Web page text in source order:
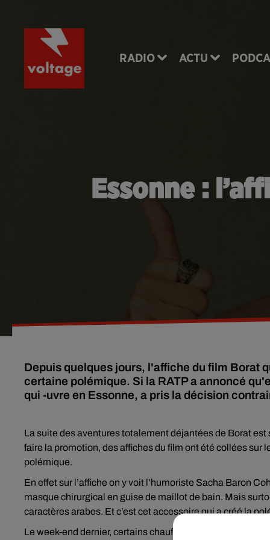
RADIO ACTU
Essonne :
Depuis quelques jours, l'affiche du film Borat
certaine polémique. Si la RATP a annoncé
qui -uvre en Essonne, a pris la décision
La suite des aventures totalement déjantées de Borat
faire la promotion, des affiches du film ont été collées sur
polémique.
En effet sur l’affiche on y voit l’humoriste Sacha Baron
masque chirurgical en guise de maillot de bain. Mais
caractères arabes. Et c’est cet accessoire qui a créé la
Le week-end dernier, certains chauffeurs de la RATP de